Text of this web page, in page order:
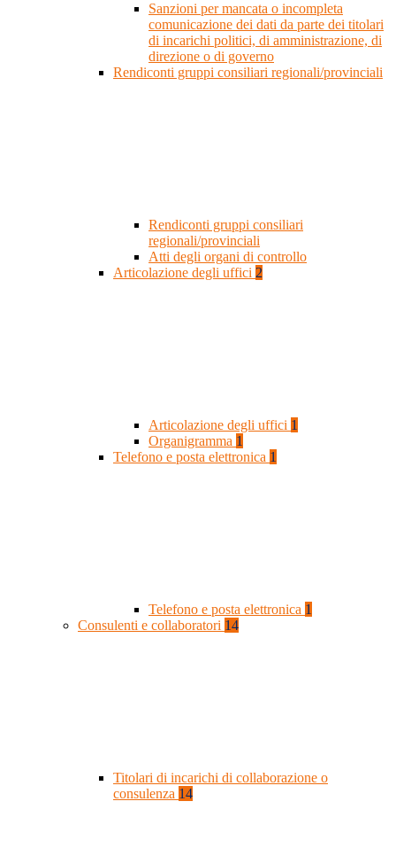
Sanzioni per mancata o incompleta
comunicazione dei dati da parte dei titolari
di incarichi politici, di amministrazione, di
direzione o di governo
Rendiconti gruppi consiliari regionali/provinciali
Rendiconti gruppi consiliari
regionali/provinciali
Atti degli organi di controllo
Articolazione degli uffici 2
Articolazione degli uffici 1
Organigramma 1
Telefono e posta elettronica 1
Telefono e posta elettronica 1
Consulenti e collaboratori 14
Titolari di incarichi di collaborazione o
consulenza 14